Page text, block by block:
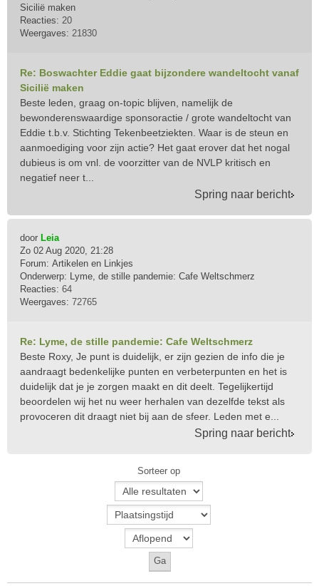
Sicilië maken
Reacties: 20
Weergaves: 21830
Re: Boswachter Eddie gaat bijzondere wandeltocht vanaf
Sicilië maken
Beste leden, graag on-topic blijven, namelijk de
bewonderenswaardige sponsoractie / grote wandeltocht van
Eddie t.b.v. Stichting Tekenbeetziekten. Waar is de steun en
aanmoediging voor zijn actie? Het gaat erover dat het nogal
dubieus is om vnl. de voorzitter van de NVLP kritisch en
negatief neer t...
Spring naar bericht
door Leia
Zo 02 Aug 2020, 21:28
Forum: Artikelen en Linkjes
Onderwerp: Lyme, de stille pandemie: Cafe Weltschmerz
Reacties: 64
Weergaves: 72765
Re: Lyme, de stille pandemie: Cafe Weltschmerz
Beste Roxy, Je punt is duidelijk, er zijn gezien de info die je
aandraagt bedenkelijke punten en verbeterpunten en het is
duidelijk dat je je zorgen maakt en dit deelt. Tegelijkertijd
beoordelen wij het nu weer herhalen van dezelfde tekst als
provoceren dit draagt niet bij aan de sfeer. Leden met e...
Spring naar bericht
Sorteer op